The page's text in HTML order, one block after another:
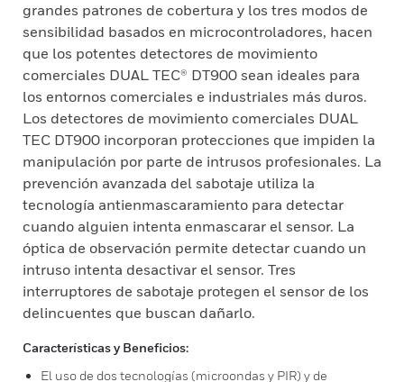
grandes patrones de cobertura y los tres modos de
sensibilidad basados en microcontroladores, hacen
que los potentes detectores de movimiento
comerciales DUAL TEC® DT900 sean ideales para
los entornos comerciales e industriales más duros.
Los detectores de movimiento comerciales DUAL
TEC DT900 incorporan protecciones que impiden la
manipulación por parte de intrusos profesionales. La
prevención avanzada del sabotaje utiliza la
tecnología antienmascaramiento para detectar
cuando alguien intenta enmascarar el sensor. La
óptica de observación permite detectar cuando un
intruso intenta desactivar el sensor. Tres
interruptores de sabotaje protegen el sensor de los
delincuentes que buscan dañarlo.
Características y Beneficios:
El uso de dos tecnologías (microondas y PIR) y de